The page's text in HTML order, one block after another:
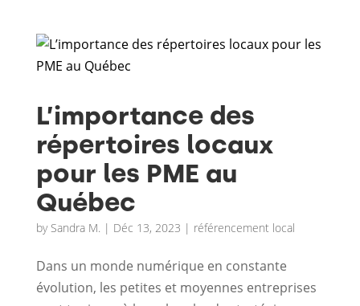
L’importance des
répertoires locaux
pour les PME au
Québec
by Sandra M. | Déc 13, 2023 | référencement local
Dans un monde numérique en constante
évolution, les petites et moyennes entreprises